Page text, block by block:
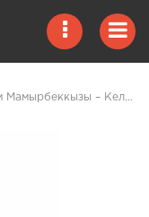
– Келинжан mp3 скачать